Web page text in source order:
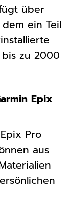
über
ein Teil
zu 2000
Epix
Pro
aus